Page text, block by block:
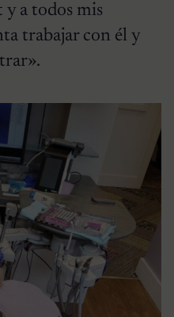
a todos mis
trabajar con él y